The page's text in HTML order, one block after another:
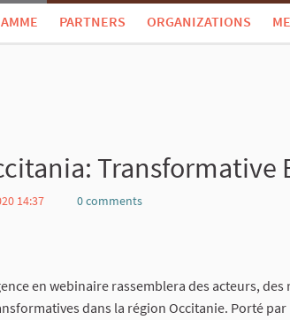
PARTNERS ORGANIZATIONS
Transformative
14:37 0 comments
en webinaire rassemblera des acteurs, des
dans la région Occitanie. Porté